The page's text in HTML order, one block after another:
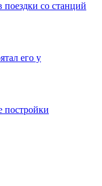
со станций
его у
постройки